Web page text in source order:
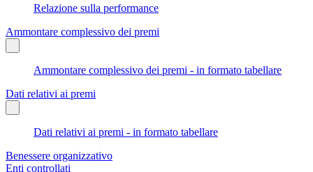
Relazione sulla performance
Ammontare complessivo dei premi
Ammontare complessivo dei premi - in formato tabellare
Dati relativi ai premi
Dati relativi ai premi - in formato tabellare
Benessere organizzativo
Enti controllati